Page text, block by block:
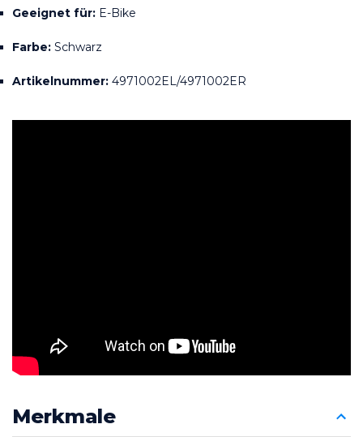
Geeignet für: E-Bike
Farbe: Schwarz
Artikelnummer: 4971002EL/4971002ER
Merkmale